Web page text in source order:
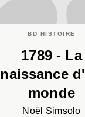
BD HISTOIRE
1789 - La
naissance
monde
Noël Simsolo